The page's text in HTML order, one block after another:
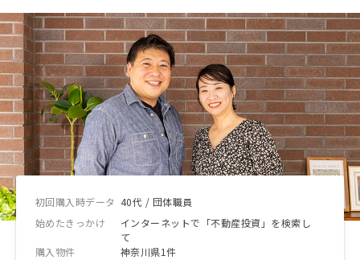
初回購入時データ 40代 / 団体職員
始めたきっかけ
インターネットで「不動産投資」を検索し
て
購入物件
神奈川県1件